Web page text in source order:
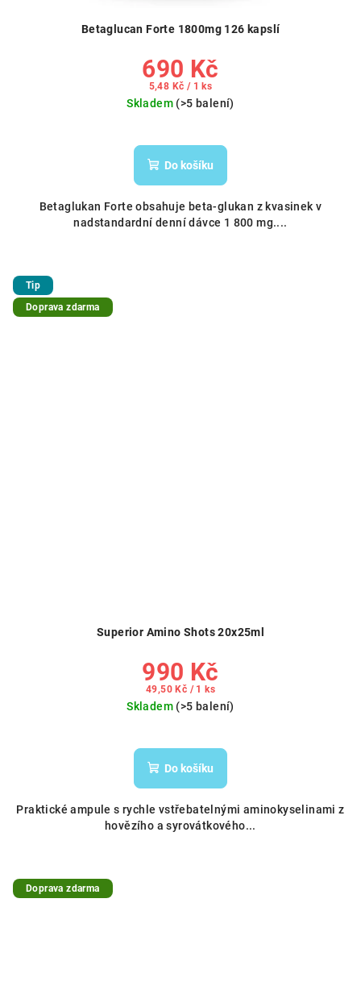
Betaglucan Forte 1800mg 126 kapslí
690 Kč
Měrná
5,48 Kč / 1 ks
Skladem (>5 balení)
Do košíku
Betaglukan Forte obsahuje beta-glukan z kvasinek v
nadstandardní denní dávce 1 800 mg....
Tip
Doprava zdarma
Superior Amino Shots 20x25ml
990 Kč
Měrná
49,50 Kč / 1 ks
Skladem (>5 balení)
Do košíku
Praktické ampule s rychle vstřebatelnými aminokyselinami z
hovězího a syrovátkového...
Doprava zdarma